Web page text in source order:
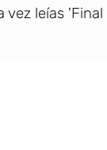
vez leías